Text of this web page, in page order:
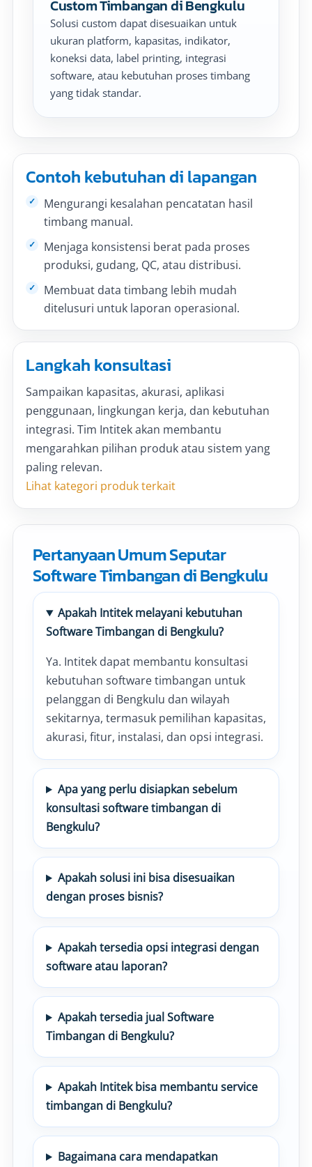
Custom Timbangan di Bengkulu
Solusi custom dapat disesuaikan untuk
ukuran platform, kapasitas, indikator,
koneksi data, label printing, integrasi
software, atau kebutuhan proses timbang
yang tidak standar.
Contoh kebutuhan di lapangan
Mengurangi kesalahan pencatatan hasil
timbang manual.
Menjaga konsistensi berat pada proses
produksi, gudang, QC, atau distribusi.
Membuat data timbang lebih mudah
ditelusuri untuk laporan operasional.
Langkah konsultasi
Sampaikan kapasitas, akurasi, aplikasi
penggunaan, lingkungan kerja, dan kebutuhan
integrasi. Tim Intitek akan membantu
mengarahkan pilihan produk atau sistem yang
paling relevan.
Lihat kategori produk terkait
Pertanyaan Umum Seputar
Software Timbangan di Bengkulu
Apakah Intitek melayani kebutuhan
Software Timbangan di Bengkulu?
Ya. Intitek dapat membantu konsultasi
kebutuhan software timbangan untuk
pelanggan di Bengkulu dan wilayah
sekitarnya, termasuk pemilihan kapasitas,
akurasi, fitur, instalasi, dan opsi integrasi.
Apa yang perlu disiapkan sebelum
konsultasi software timbangan di
Bengkulu?
Apakah solusi ini bisa disesuaikan
dengan proses bisnis?
Apakah tersedia opsi integrasi dengan
software atau laporan?
Apakah tersedia jual Software
Timbangan di Bengkulu?
Apakah Intitek bisa membantu service
timbangan di Bengkulu?
Bagaimana cara mendapatkan